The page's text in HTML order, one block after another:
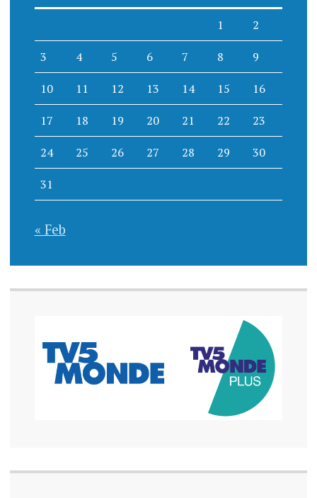
1 2
3 4 5 6 7 8 9
10 11 12 13 14 15 16
17 18 19 20 21 22 23
24 25 26 27 28 29 30
31
« Feb